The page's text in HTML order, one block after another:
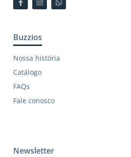
Buzzios
Nossa história
Catálogo
FAQs
Fale conosco
Newsletter